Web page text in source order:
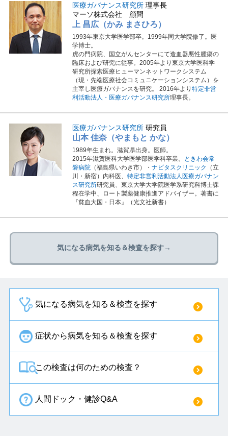
医療ガバナンス研究所理事長
マーソ株式会社 顧問
上 昌広（かみ まさひろ）
1993年東京大学医学部卒。1999年同大学院修了。医
学博士。
虎の門病院、国立がんセンターにて造血器悪性腫瘍の
臨床および研究に従事。2005年より東京大学医科学
研究所探索医療ヒューマンネットワークシステム
（現・先端医療社会コミュニケーションシステム）を
主宰し医療ガバナンスを研究。 2016年より 特定非営
利活動法人・医療ガバナンス研究所理事長。
医療ガバナンス研究所研究員
山本 佳奈（やまもと かな）
1989年生まれ。滋賀県出身。医師。
2015年滋賀医科大学医学部医学科卒業。
ときわ会常
磐病院（福島県いわき市）・ ナビタスクリニック
（立
川・新宿）内科医、 特定非営利活動法人医療ガバナン
ス研究所研究員、東京大学大学院医学系研究科博士課
程在学中、ロート製薬健康推進アドバイザー。著書に
『貧血大国・日本』（光文社新書）
気になる病気を知る＆検査を探す→
気になる病気を知る＆検査を探す
症状から病気を知る＆検査を探す
この検査は何のための検査？
人間ドック・健診Q&A